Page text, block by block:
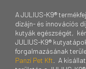
A JULIUS-K9®
dizájn- és innovációs
kutyák egészségét,
JULIUS-K9®
forgalmazásának
Panzi Pet Kft . A